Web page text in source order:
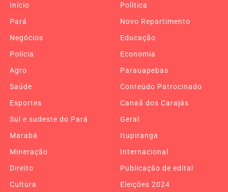
Início
Política
Pará
Novo Repartimento
Negócios
Educação
Polícia
Economia
Agro
Parauapebas
Saúde
Conteúdo Patrocinado
Esportes
Canaã dos Carajás
Sul e sudeste do Pará
Geral
Marabá
Itupiranga
Mineração
Internacional
Direito
Publicação de edital
Cultura
Eleições 2024